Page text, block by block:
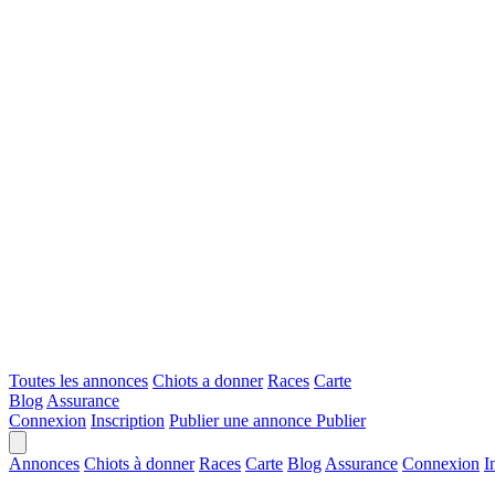
Toutes les annonces Chiots a donner Races Carte
Blog Assurance
Connexion Inscription Publier une annonce Publier
Annonces Chiots à donner Races Carte Blog Assurance Connexion